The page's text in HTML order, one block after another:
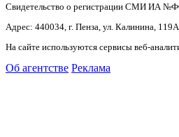
Свидетельство о регистрации СМИ ИА
Адрес: 440034, г. Пенза, ул. Калинина,
На сайте используются сервисы веб-
Об агентстве Реклама